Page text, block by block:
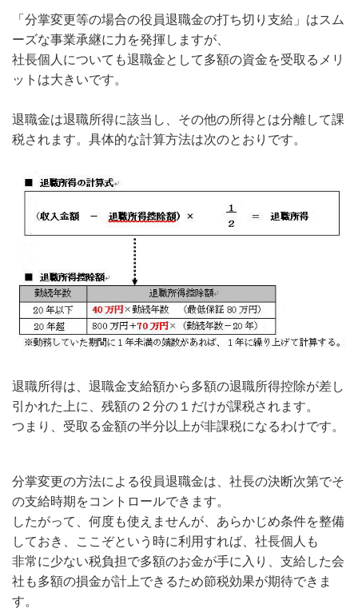
「分掌変更等の場合の役員退職金の打ち切り支給」はスム
ーズな事業承継に力を発揮しますが、
社長個人についても退職金として多額の資金を受取るメリ
ットは大きいです。
退職金は退職所得に該当し、その他の所得とは分離して課
税されます。具体的な計算方法は次のとおりです。
退職所得は、退職金支給額から多額の退職所得控除が差し
引かれた上に、残額の２分の１だけが課税されます。
つまり、受取る金額の半分以上が非課税になるわけです。
分掌変更の方法による役員退職金は、社長の決断次第でそ
の支給時期をコントロールできます。
したがって、何度も使えませんが、あらかじめ条件を整備
しておき、ここぞという時に利用すれば、社長個人も
非常に少ない税負担で多額のお金が手に入り、支給した会
社も多額の損金が計上できるため節税効果が期待できま
す。